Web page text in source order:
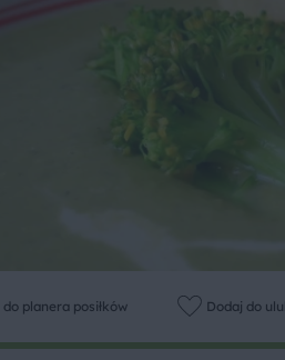
do planera posiłków Dodaj do